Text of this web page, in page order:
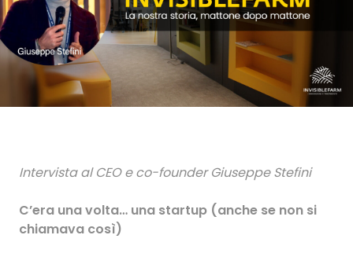
Intervista al CEO e co-founder Giuseppe Stefini
C’era una volta… una startup (anche se non si
chiamava così)